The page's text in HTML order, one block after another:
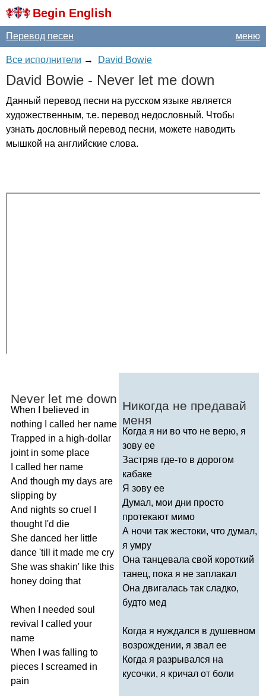
Begin English
меню
Перевод песен
Все исполнители → David Bowie
David Bowie - Never let me down
Данный перевод песни на русском языке является
художественным, т.е. перевод недословный. Чтобы
узнать дословный перевод песни, можете наводить
мышкой на английские слова.
Never let me down
When believed in
nothing
called her name
Trapped in a high-dollar
joint in some place
called her name
And though my days are
slipping by
And nights so cruel
thought I'd die
She danced her little
dance 'till it made me cry
She was shakin' like this
honey doing that
When needed soul
revival
called your
name
When
was falling to
pieces
screamed in
pain
Никогда не предавай
меня
Когда я ни во что не верю, я
зову ее
Застряв где-то в дорогом
кабаке
Я зову ее
Думал, мои дни просто
протекают мимо
А ночи так жестоки, что думал,
я умру
Она танцевала свой короткий
танец, пока я не заплакал
Она двигалась так сладко,
будто мед
Когда я нуждался в душевном
возрождении, я звал ее
Когда я разрывался на
кусочки, я кричал от боли